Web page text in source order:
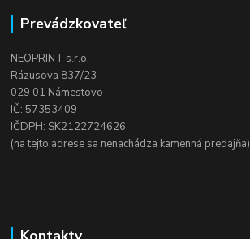
Prevádzkovateľ
NEOPRINT s.r.o.
Rázusova 837/23
029 01 Námestovo
IČ: 57353409
IČDPH: SK2122724626
(na tejto adrese sa nenachádza kamenná predajňa)